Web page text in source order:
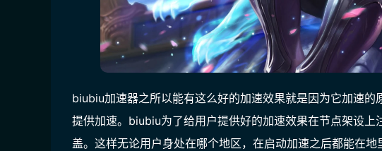
biubiu加速器之所以能有这么好的加速效果就是因为它加速
提供加速。biubiu为了给用户提供好的加速效果在节点架设上
盖。这样无论用户身处在哪个地区，在启动加速之后都能在